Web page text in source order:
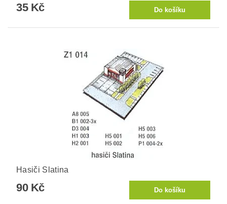
35 Kč
Hasiči Slatina
90 Kč